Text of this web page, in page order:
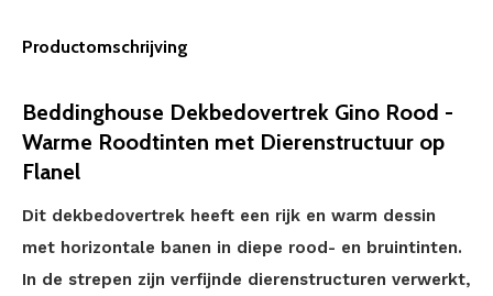
Productomschrijving
Beddinghouse Dekbedovertrek Gino Rood -
Warme Roodtinten met Dierenstructuur op
Flanel
Dit dekbedovertrek heeft een rijk en warm dessin
met horizontale banen in diepe rood- en bruintinten.
In de strepen zijn verfijnde dierenstructuren verwerkt,